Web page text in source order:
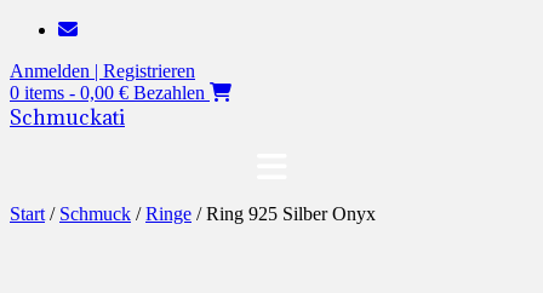
Zum
springen
Anmelden | Registrieren
0 items - 0,00 € Bezahlen
Schmuckati
Start / Schmuck /Ringe / Ring 925 Silber Onyx